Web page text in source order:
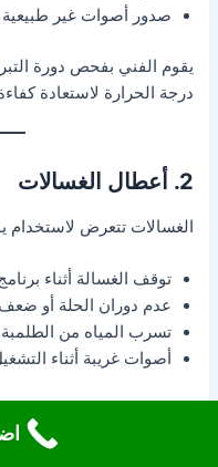
صدور أصوات غير طبيعية
يقوم الفني بفحص دورة
درجة الحرارة لاستعادة
2. أعطال الغسالات
الغسالات تتعرض
توقف الغسالة أثناء
عدم دوران الحلة أو
تسرب المياه من الطلمبة
أصوات غريبة أثناء
لضمان أداء مثالي للغسالة.